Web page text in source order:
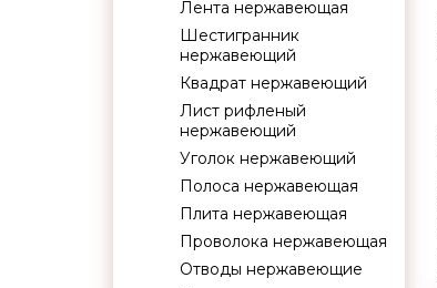
Лента нержавеющая
Шестигранник
нержавеющий
Квадрат нержавеющий
Лист рифленый
нержавеющий
Уголок нержавеющий
Полоса нержавеющая
Плита нержавеющая
Проволока нержавеющая
Отводы нержавеющие